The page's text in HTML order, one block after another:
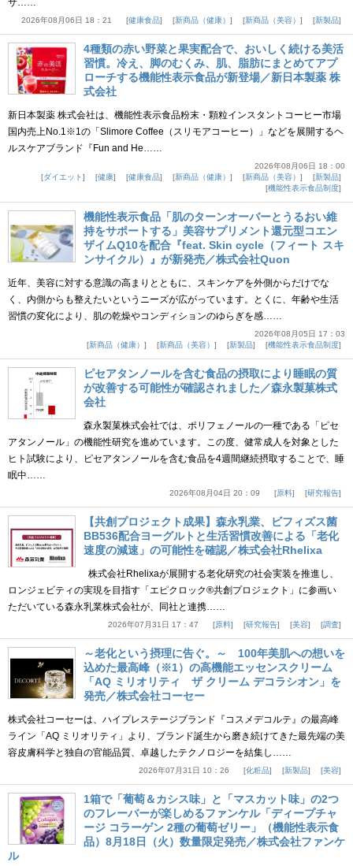
サ……
2026年08月06日 18：21 健康食品 新商品（健康） 新商品（美容） 新製品
4種類の赤い野菜と果実配合で、おいしく続ける美活
習慣。冷え、脚のむくみ、肌、脂肪にまとめてアプ
ローチする機能性表示食品が新登場／新日本製薬 株
式会社
新日本製薬 株式会社は、機能性表示食品粉末・顆粒インスタントコーヒー市場
国内売上No.1※1の「Slimore Coffee（スリモアコーヒー）」などを展開するヘ
ルスケアブランド『Fun and He……
2026年08月06日 18：00
ダイエット
健康 健康食品 新商品（健康） 新商品（美容）
新製品
機能性表示食品制度
機能性表示食品「肌のターンオーバーとうるおい維
持をサポートする」美容サプリメント還元型コエン
ザイムQ10を配合『feat. Skin cycle（フィート スキ
ンサイクル）』が新発売／株式会社Quon
近年、美容に対する意識の高まりとともに、スキンケアを外側からだけでな
く、内側からも整えたいというニーズが広がっています。とくに、年齢や生活
習慣の変化により、肌の乾燥やコンディションのゆらぎを感……
2026年08月05日 17：03
新商品（健康）
新商品（美容） 新製品 機能性表示食品制度
ピセアタンノールを含む食品の摂取により睡眠の質
が改善する可能性が確認されました／森永製菓株式
会社
森永製菓株式会社では、ポリフェノールの一種である「ピセ
アタンノール」の機能性研究を進めています。この度、健常成人を対象とした
ヒト試験により、ピセアタンノールを含む食品を4週間継続摂取することで、睡
眠中……
2026年08月04日 20：09 原料 研究報告
【共創プロジェクト成果】森永乳業、ビフィズス菌
BB536配合ヨーグルトと生活習慣改善による「老化
速度の減速」の可能性を確認／株式会社Rhelixa
株式会社Rhelixaが展開する老化研究の社会実装を推進し、
ロンジェビティの実現を目指す「エピクロック®共創プロジェクト」に参画い
ただいている森永乳業株式会社が、同社と連携……
2026年07月31日 17：47 原料 研究報告 美容 調査
～老化という摂理に告ぐ。～ 100年美肌への想いを
込めた最高峰（※1）の高機能エッセンスクリーム
「AQ ミリオリティ ザ クリーム デコラシオン」を
発売／株式会社コーセー
株式会社コーセーは、ハイプレステージブランド『コスメデコルテ』の最高峰
ライン「AQ ミリオリティ」より、ブランド誕生から磨き続けてきた最先端の美
容皮膚科学と独自の官能品質、卓越したテクノロジーを結集し……
2026年07月31日 10：26 化粧品 新製品 美容
1箱で「葡萄＆カシス味」と「マスカット味」の2つ
のフレーバーが楽しめるファンケル「ディープチャ
ージ コラーゲン 2種の葡萄ゼリー」（機能性表示食
品）8月18日（火）数量限定発売／株式会社ファンケ
ル